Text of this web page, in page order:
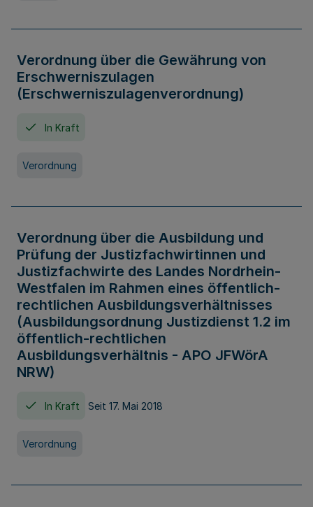
Verordnung über die Gewährung von
Erschwerniszulagen
(Erschwerniszulagenverordnung)
In Kraft
Verordnung
Verordnung über die Ausbildung und
Prüfung der Justizfachwirtinnen und
Justizfachwirte des Landes Nordrhein-
Westfalen im Rahmen eines öffentlich-
rechtlichen Ausbildungsverhältnisses
(Ausbildungsordnung Justizdienst 1.2 im
öffentlich-rechtlichen
Ausbildungsverhältnis - APO JFWörA
NRW)
In Kraft Seit 17. Mai 2018
Verordnung